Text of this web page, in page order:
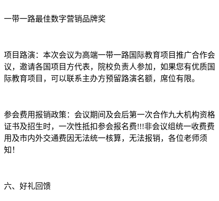
一带一路最佳数字营销品牌奖
项目路演：本次会议为高端一带一路国际教育项目推广合作会
议，邀请各国项目方代表，院校负责人参加，如果您有优质国
际教育项目，可以联系主办方预留路演名额，席位有限。
参会费用报销政策：会议期间及会后第一次合作九大机构资格
证书及招生时，一次性抵扣参会报名费!!!非会议组统一收费费
用及市内外交通费因无法统一核算，无法报销，各位老师须
知！
六、好礼回馈